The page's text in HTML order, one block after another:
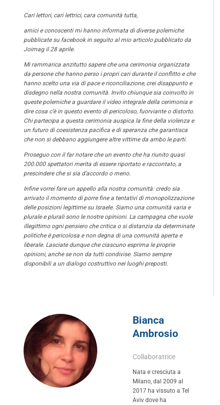
Cari lettori, cari lettrici, cara comunità tutta,
amici e conoscenti mi hanno informata di diverse polemiche
pubblicate su facebook in seguito al mio articolo pubblicato da
Joimag il 28 aprile.
Mi rammarica anzitutto sapere che una cerimonia organizzata
da persone che hanno perso i propri cari durante il conflitto e che
hanno scelto una via di pace e riconciliazione, crei disappunto e
disdegno nella nostra comunità. Invito chiunque sia coinvolto in
queste polemiche a guardare il video integrale della cerimonia e
dire cosa c’è in questo evento di pericoloso, fuorviante o distorto.
Chi partecipa a questa cerimonia auspica la fine della violenza e
un futuro di coesistenza pacifica e di speranza che garantisca
che non si debbano aggiungere altre vittime da ambo le parti.
Proseguo con il far notare che un evento che ha riunito quasi
200.000 spettatori merita di essere riportato e raccontato, a
prescindere che si sia d’accordo o meno.
Infine vorrei fare un appello alla nostra comunità: credo sia
arrivato il momento di porre fine a tentativi di monopolizzazione
delle posizioni legittime su Israele. Siamo una comunità varia e
plurale e plurali sono le nostre opinioni. La campagna che vuole
illegittimo ogni pensiero che critica o si distanzia da determinate
politiche è pericolosa e non degna di una comunità aperta e
liberale. Lasciate dunque che ciascuno esprima le proprie
opinioni, anche se non da tutti condivise. Siamo sempre
disponibili a un dialogo costruttivo nei luoghi preposti.
Bianca
Ambrosio
Collaboratrice
Nata e cresciuta a
Milano, dal 2009 al
2017 ha vissuto a Tel
Aviv dove ha